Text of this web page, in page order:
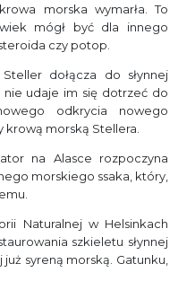
morska wymarła. To
mógł być dla innego
czy potop.
dołącza do słynnej
udaje im się dotrzeć do
odkrycia nowego
morską Stellera.
na Alasce rozpoczyna
morskiego ssaka, który,
Naturalnej w Helsinkach
szkieletu słynnej
syreną morską. Gatunku,